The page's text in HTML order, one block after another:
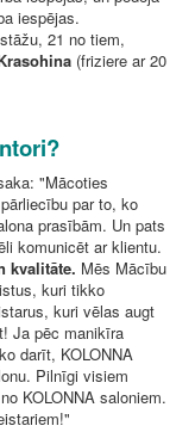
iespējas.
21 no tiem,
(friziere ar 20
"Mācoties
par to, ko
prasībām. Un pats
komunicēt ar klientu.
kvalitāte. Mēs Mācību
kuri tikko
kuri vēlas augt
Ja pēc manikīra
darīt, KOLONNA
Pilnīgi visiem
KOLONNA saloniem.